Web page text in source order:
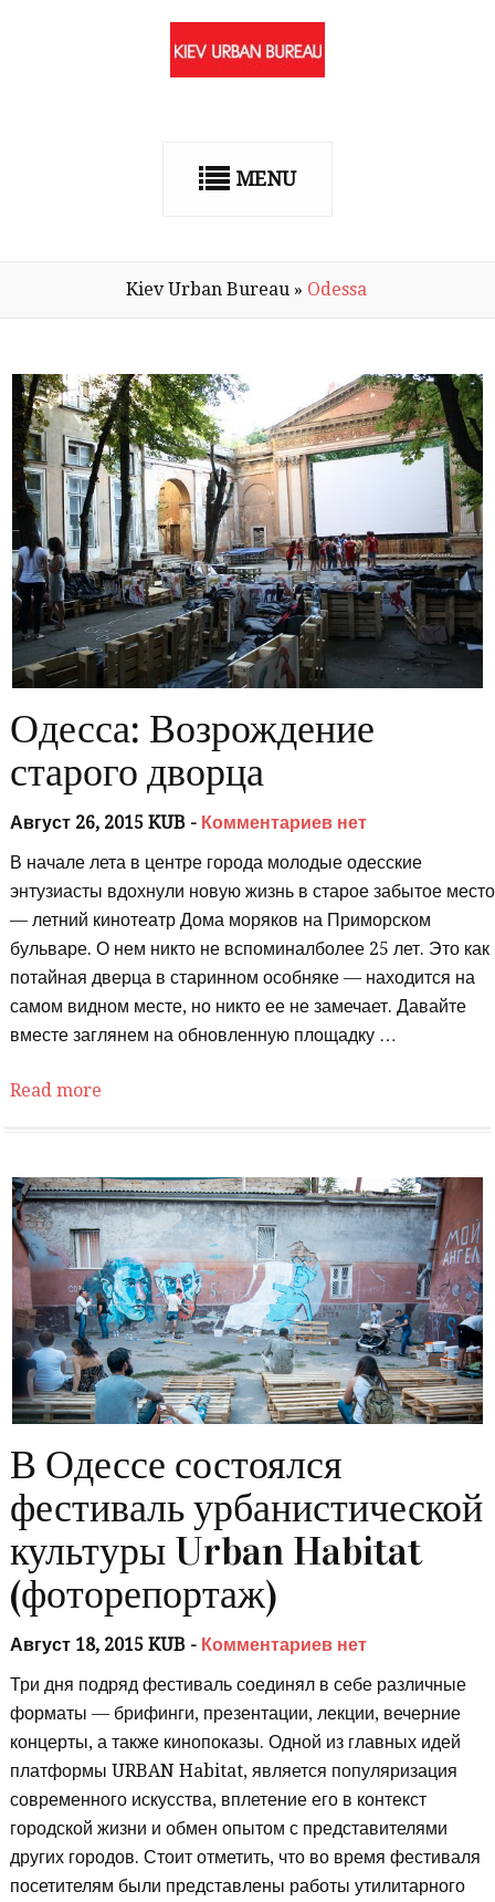
MENU
Kiev Urban Bureau » Odessa
Одесса: Возрождение
старого дворца
Август 26, 2015 KUB - Комментариев нет
В начале лета в центре города молодые одесские
энтузиасты вдохнули новую жизнь в старое забытое место
— летний кинотеатр Дома моряков на Приморском
бульваре. О нем никто не вспоминалболее 25 лет. Это как
потайная дверца в старинном особняке — находится на
самом видном месте, но никто ее не замечает. Давайте
вместе заглянем на обновленную площадку …
Read more
В Одессе состоялся
фестиваль урбанистической
культуры Urban Habitat
(фоторепортаж)
Август 18, 2015 KUB - Комментариев нет
Три дня подряд фестиваль соединял в себе различные
форматы — брифинги, презентации, лекции, вечерние
концерты, а также кинопоказы. Одной из главных идей
платформы URBAN Habitat, является популяризация
современного искусства, вплетение его в контекст
городской жизни и обмен опытом с представителями
других городов. Стоит отметить, что во время фестиваля
посетителям были представлены работы утилитарного